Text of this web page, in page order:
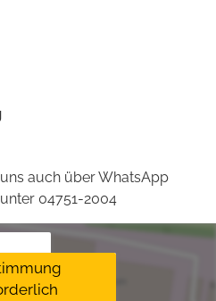
auch über WhatsApp
04751-2004